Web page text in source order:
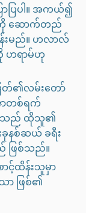
ပြပါ။ အကယ်၍
ဆောက်တည်
းမည်။ ဟလာလ်
ဟရာမ်ဟု
တ်၏လမ်းတော်
ာတစ်ရက်
တ်သည် ထိုသူ၏
းခုနစ်ဆယ် ခရီး
ဖြစ်သည်။
င့်ထိန်းသူမှာ
ာ ဖြစ်၏